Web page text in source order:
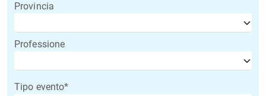
Provincia
Professione
Tipo evento*